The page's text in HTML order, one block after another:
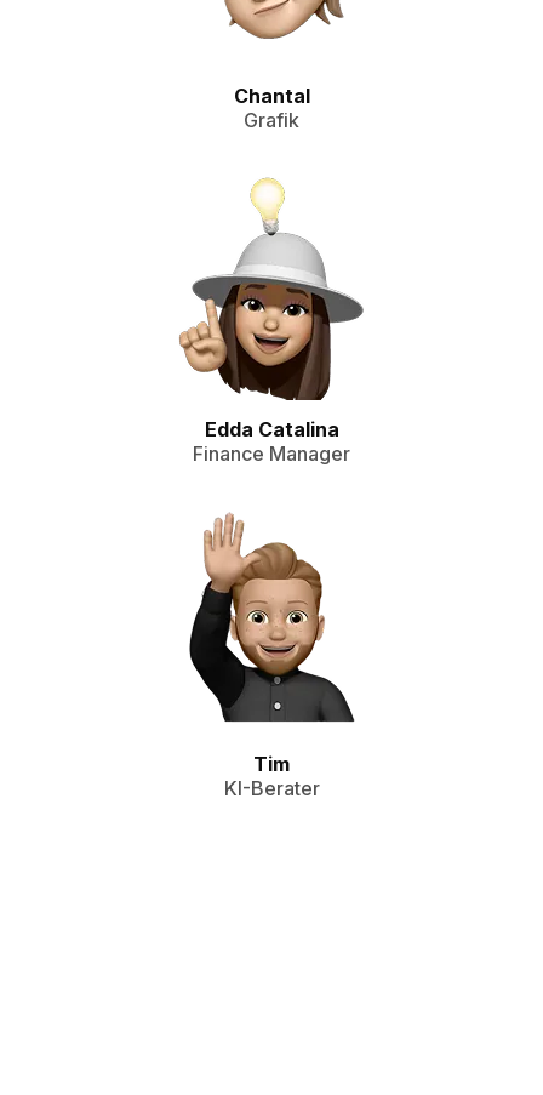
Chantal
Grafik
Edda Catalina
Finance Manager
Tim
KI-Berater